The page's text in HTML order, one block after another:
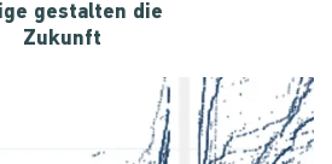
gestalten die
Zukunft